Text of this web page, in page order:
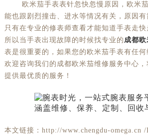
欧米茄手表表针忽快忽慢原因，欧米茄
能也跟剧烈撞击、进水等情况有关，原因
只有在专业的修表师查看才能知道手表走快
所以当手表出现故障的时候找专业的成都
表是很重要的，如果您的欧米茄手表有任何
欢迎咨询我们的成都欧米茄维修服务中心
提供最优质的服务！
本文链接：http://www.chengdu-omega.cn